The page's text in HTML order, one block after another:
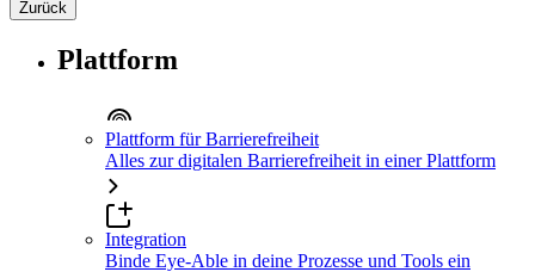
Zurück
Plattform
Plattform für Barrierefreiheit
Alles zur digitalen Barrierefreiheit in einer Plattform
Integration
Binde Eye-Able in deine Prozesse und Tools ein